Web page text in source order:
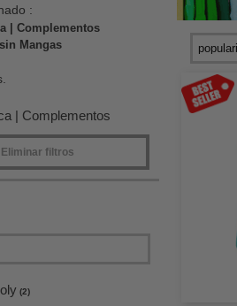
:
| Complementos
Mangas
| Complementos
Eliminar filtros
(2)